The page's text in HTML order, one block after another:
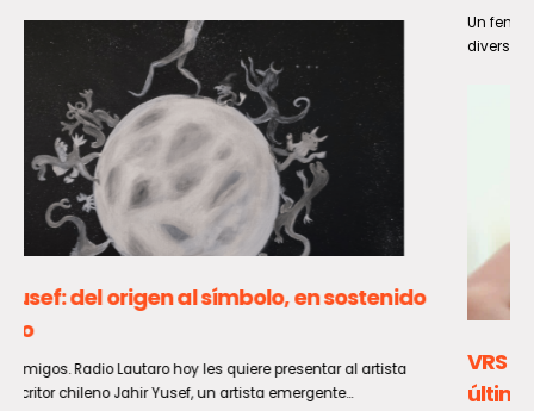
Un fenómeno de viento entre normal y moderado impactará a
diversas zonas del país durante el domingo 9 y...
VRS muestra un sostenido aumento en las
últimas semanas